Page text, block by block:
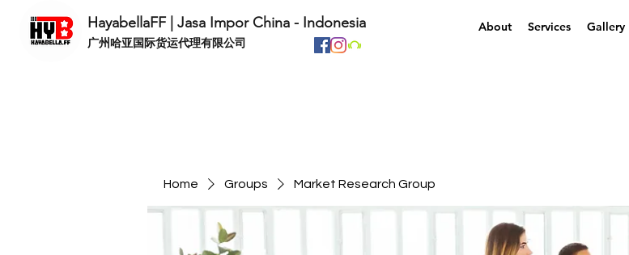
HayabellaFF | Jasa Impor China - Indonesia
​广州哈亚国际货运代理有限公司
About Services Gallery
Home Groups Market Research Group